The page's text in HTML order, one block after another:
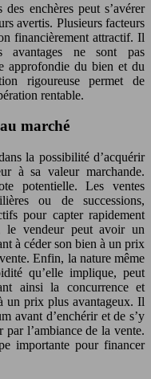
enchères peut s’avérer
avertis. Plusieurs facteurs
financièrement attractif. Il
avantages ne sont pas
approfondie du bien et du
rigoureuse permet de
rentable.
marché
la possibilité d’acquérir
à sa valeur marchande.
potentielle. Les ventes
ou de successions,
pour capter rapidement
le vendeur peut avoir un
à céder son bien à un prix
Enfin, la nature même
qu’elle implique, peut
ainsi la concurrence et
un prix plus avantageux. Il
avant d’enchérir et de s’y
par l’ambiance de la vente.
importante pour financer